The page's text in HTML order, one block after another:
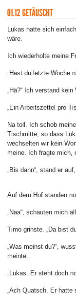
Lukas hatte sich
wäre.
Ich wiederholte meine
„Hast du letzte Woche
„Hä?“ Ich verstand kein
„Ein Arbeitszettel pro
Na toll. Ich schob
Tischmitte, so dass
wechselten wir kein
meine. Ich fragte mich,
„Bis dann“, stand er
Auf dem Hof standen
„Naa“, schauten mich
Timo grinste. „Da bist
„Was meinst du?“,
meinte.
„Lukas. Er steht doch
„Ach Quatsch. Er